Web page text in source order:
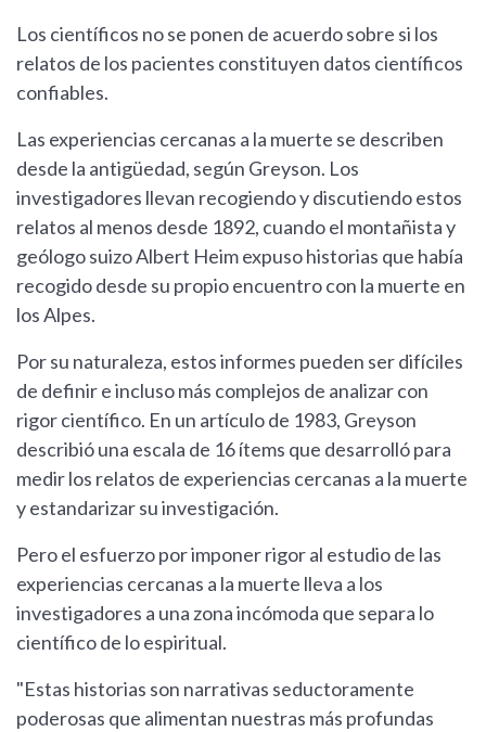
Los científicos no se ponen de acuerdo sobre si los
relatos de los pacientes constituyen datos científicos
confiables.
Las experiencias cercanas a la muerte se describen
desde la antigüedad, según Greyson. Los
investigadores llevan recogiendo y discutiendo estos
relatos al menos desde 1892, cuando el montañista y
geólogo suizo Albert Heim expuso historias que había
recogido desde su propio encuentro con la muerte en
los Alpes.
Por su naturaleza, estos informes pueden ser difíciles
de definir e incluso más complejos de analizar con
rigor científico. En un artículo de 1983, Greyson
describió una escala de 16 ítems que desarrolló para
medir los relatos de experiencias cercanas a la muerte
y estandarizar su investigación.
Pero el esfuerzo por imponer rigor al estudio de las
experiencias cercanas a la muerte lleva a los
investigadores a una zona incómoda que separa lo
científico de lo espiritual.
"Estas historias son narrativas seductoramente
poderosas que alimentan nuestras más profundas